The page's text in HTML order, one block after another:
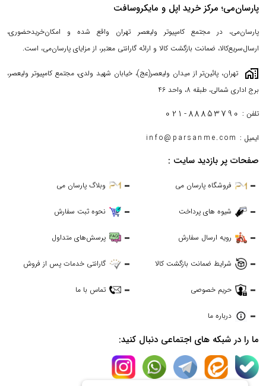
پارسان‌می؛ مرکز خرید اپل و مایکروسافت
پارسان‌می، در مجتمع کامپیوتر ولیعصر تهران واقع شده و امکان‌خریدحضوری،
ارسال‌سریع‌کالا، ضمانت بازگشت کالا و ارائه گارانتی معتبر، از مزایای پارسان‌می، است.
maps_home_work
تهران، پائین‌تر از میدان ولیعصر(عج)، خیابان شهید ولدی، مجتمع کامپیوتر ولیعصر،
برج اداری شمالی، طبقه 8، واحد 46
تلفن : 021-88853790
ایمیل : info@parsanme.com
صفحات پر بازدید سایت :
فروشگاه پارسان می وبلاگ پارسان می
شیوه های پرداخت نحوه ثبت سفارش
رویه ارسال سفارش پرسش‌های متداول
شرایط ضمانت بازگشت کالا گارانتی خدمات پس از فروش
حریم خصوصی تماس با ما
درباره ما
ما را در شبکه های اجتماعی دنبال کنید: